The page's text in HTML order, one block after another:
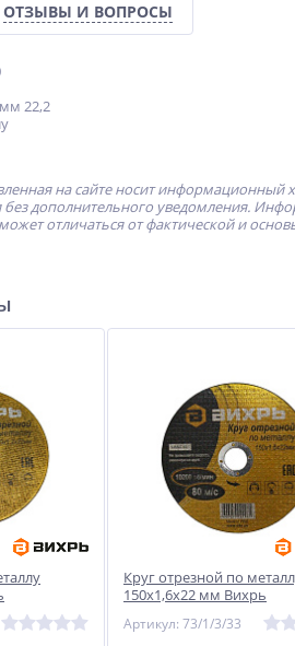
ОТЗЫВЫ И ВОПРОСЫ
22,2
на сайте носит информационный
дополнительного уведомления.
отличаться от фактической и
Круг отрезной по
150х1,6х22 мм Вихрь
Артикул: 73/1/3/33